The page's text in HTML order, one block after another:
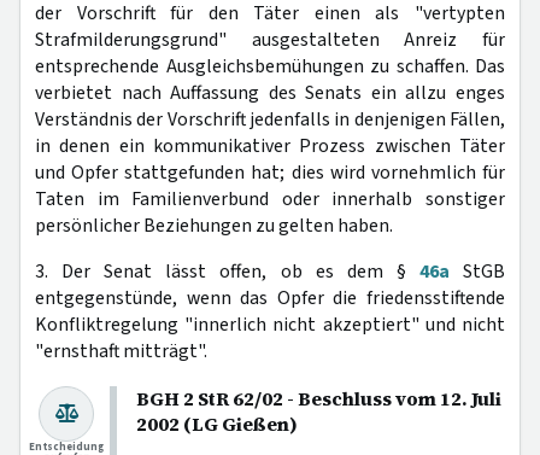
der Vorschrift für den Täter einen als "vertypten
Strafmilderungsgrund" ausgestalteten Anreiz für
entsprechende Ausgleichsbemühungen zu schaffen. Das
verbietet nach Auffassung des Senats ein allzu enges
Verständnis der Vorschrift jedenfalls in denjenigen Fällen,
in denen ein kommunikativer Prozess zwischen Täter
und Opfer stattgefunden hat; dies wird vornehmlich für
Taten im Familienverbund oder innerhalb sonstiger
persönlicher Beziehungen zu gelten haben.
3. Der Senat lässt offen, ob es dem § 46a StGB
entgegenstünde, wenn das Opfer die friedensstiftende
Konfliktregelung "innerlich nicht akzeptiert" und nicht
"ernsthaft mitträgt".
BGH 2 StR 62/02 - Beschluss vom 12. Juli
2002 (LG Gießen)
Entscheidung